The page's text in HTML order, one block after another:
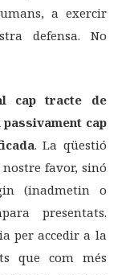
a exercir
defensa. No
cap tracte de
cap
. La qüestió
favor, sinó
(inadmetin o
presentats.
per accedir a la
que com més